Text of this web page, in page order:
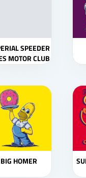
SPEEDER
MOTOR CLUB
BIG HOMER